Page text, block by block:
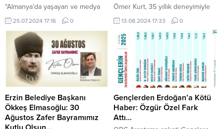
“Almanya’da yaşayan ve medya
alanında faaliyet gösteren Murat
Topçu, Hürriyet Gazetesi’nde
yayınlanan bir reklamla ilgili
önemli eleştirilerde bulundu.
Hürriyet Gazetesi’nin Almanya
baskısında yer alan genelev
reklamının uygunsuz olduğunu
belirten Topçu, bu durumun köklü
bir gazeteye yakışmadığını dile
getirdi. Murat Topçu, ‘Böyle bir
reklamı koca Hürriyet
Gazetesi’nde görmek çok ayıp.
25.07.2024 17:16 0
Ömer Kurt, 35 yıllık deneyimiyle
kafe ve restoran işletmeciliğinde
uzmanlaşmış bir isim olarak
sektörde öne çıkıyor.
İşletmeciliğin en önemli
unsurlarından birinin güçlü bir
ekip kurmak olduğuna inanan
Ömer Kurt, “Bir işletmenin
başarısı, doğru bir ekip
oluşturmakla mümkündür,”
diyerek ekip çalışmasının önemini
vurguluyor. Ömer Kurt’un
yönettiği kafe ve restoranlar,
13.08.2024 17:33 0
Erzin Belediye Başkanı
Ökkeş Elmasoğlu: 30
Ağustos Zafer Bayramımız
Gençlerden Erdoğan’a Kötü
Haber: Özgür Özel Fark
Attı…